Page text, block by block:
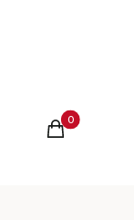
Produkty w
Koszyk